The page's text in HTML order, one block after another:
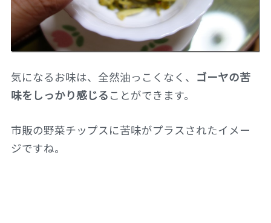
気になるお味は、全然油っこくなく、 ゴーヤの苦
味をしっかり感じる ことができます。
市販の野菜チップスに苦味がプラスされたイメー
ジですね。